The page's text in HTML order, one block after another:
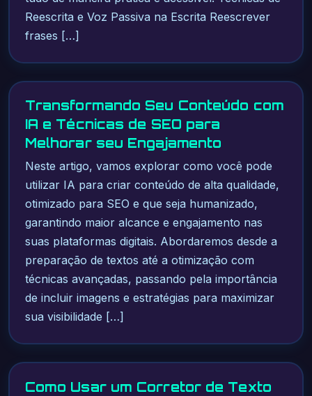
Reescrita e Voz Passiva na Escrita Reescrever
frases […]
Transformando Seu Conteúdo com
IA e Técnicas de SEO para
Melhorar seu Engajamento
Neste artigo, vamos explorar como você pode
utilizar IA para criar conteúdo de alta qualidade,
otimizado para SEO e que seja humanizado,
garantindo maior alcance e engajamento nas
suas plataformas digitais. Abordaremos desde a
preparação de textos até a otimização com
técnicas avançadas, passando pela importância
de incluir imagens e estratégias para maximizar
sua visibilidade […]
Como Usar um Corretor de Texto